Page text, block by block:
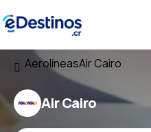
AerolíneasAir Cairo
Air Cairo